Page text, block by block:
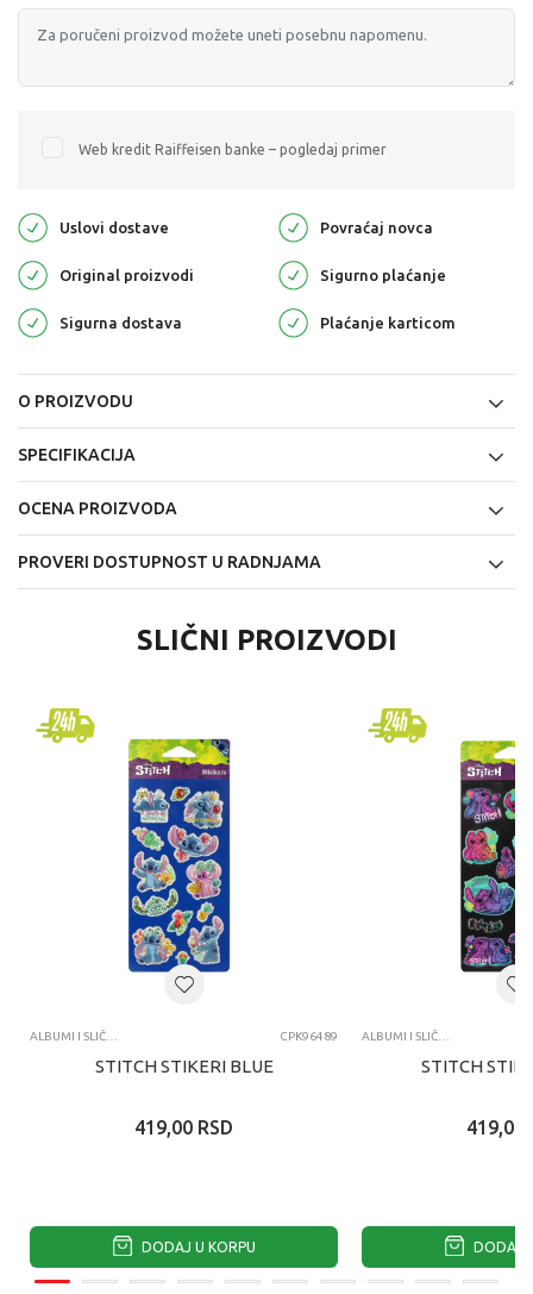
Web kredit Raiffeisen banke – pogledaj primer
Uslovi dostave Povraćaj novca
Original proizvodi Sigurno plaćanje
Sigurna dostava Plaćanje karticom
O PROIZVODU
SPECIFIKACIJA
OCENA PROIZVODA
PROVERI DOSTUPNOST U RADNJAMA
SLIČNI PROIZVODI
CPK96489
STITCH STIKERI BLUE
419,00 RSD
DODAJ U KORPU
STITCH
419,00
DODAJ